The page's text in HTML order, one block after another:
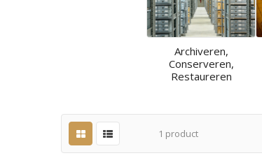
Archiveren,
Conserveren,
Restaureren
1 product